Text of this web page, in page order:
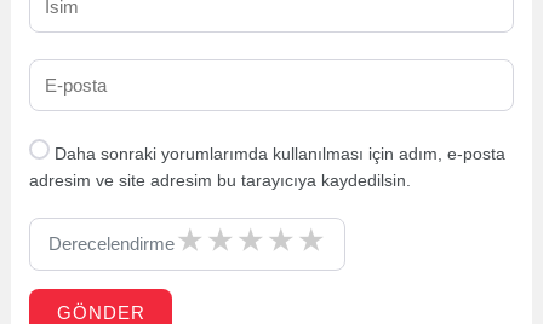
Daha sonraki yorumlarımda kullanılması için adım, e-posta
adresim ve site adresim bu tarayıcıya kaydedilsin.
Derecelendirme
GÖNDER